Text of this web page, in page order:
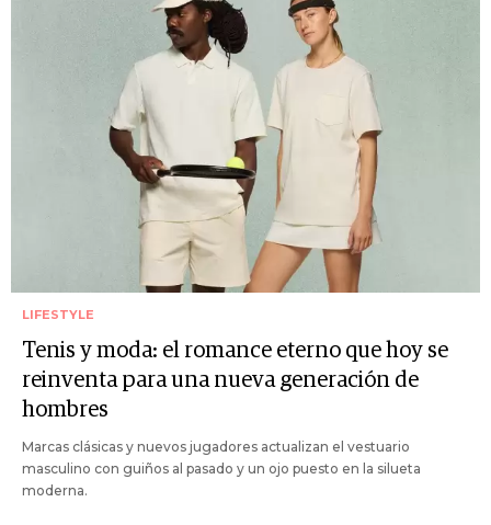
LIFESTYLE
Tenis y moda: el romance eterno que hoy se
reinventa para una nueva generación de
hombres
Marcas clásicas y nuevos jugadores actualizan el vestuario
masculino con guiños al pasado y un ojo puesto en la silueta
moderna.